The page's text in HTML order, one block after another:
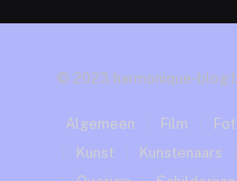
© 2023 harmonique-
Algemeen Film
Kunst
Kunstenaars